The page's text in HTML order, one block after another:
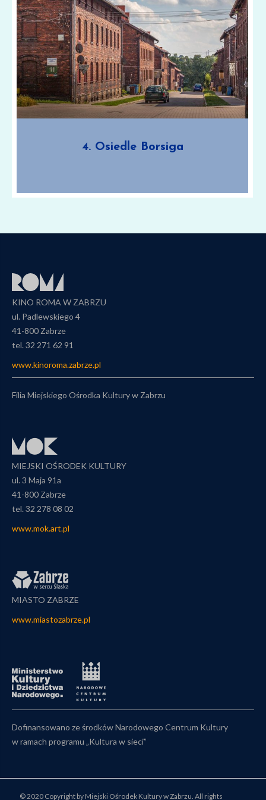
obiektu wchodzą pawilon mieszkalny, dwa budynki
administracyjne oraz budynek gospodarczy. Więźniowie do
dyspozycji mieli siedem pól spacerowych. Cały kompleks
więzienny jest ogrodzony murem. Areszt funkcjonował do marca
2018 r. Dariusz Walerjański Filmy:
Kolonię robotniczą Borsigwerk wzniesiono w latach 1836-1871 na
zamieszkania dla blisko trzech tysięcy ludzi. W układzie
się z ceglanych familoków. Budowniczowie zadbali również o
4. Osiedle Borsiga
KINO ROMA W ZABRZU
ul. Padlewskiego 4
41-800 Zabrze
tel. 32 271 62 91
www.kinoroma.zabrze.pl
Filia Miejskiego Ośrodka Kultury w Zabrzu
MIEJSKI OŚRODEK KULTURY
ul. 3 Maja 91a
41-800 Zabrze
tel. 32 278 08 02
www.mok.art.pl
MIASTO ZABRZE
www.miastozabrze.pl
Dofinansowano ze środków Narodowego Centrum Kultury
w ramach programu „Kultura w sieci”
© 2020 Copyright by Miejski Ośrodek Kultury w Zabrzu. All rights